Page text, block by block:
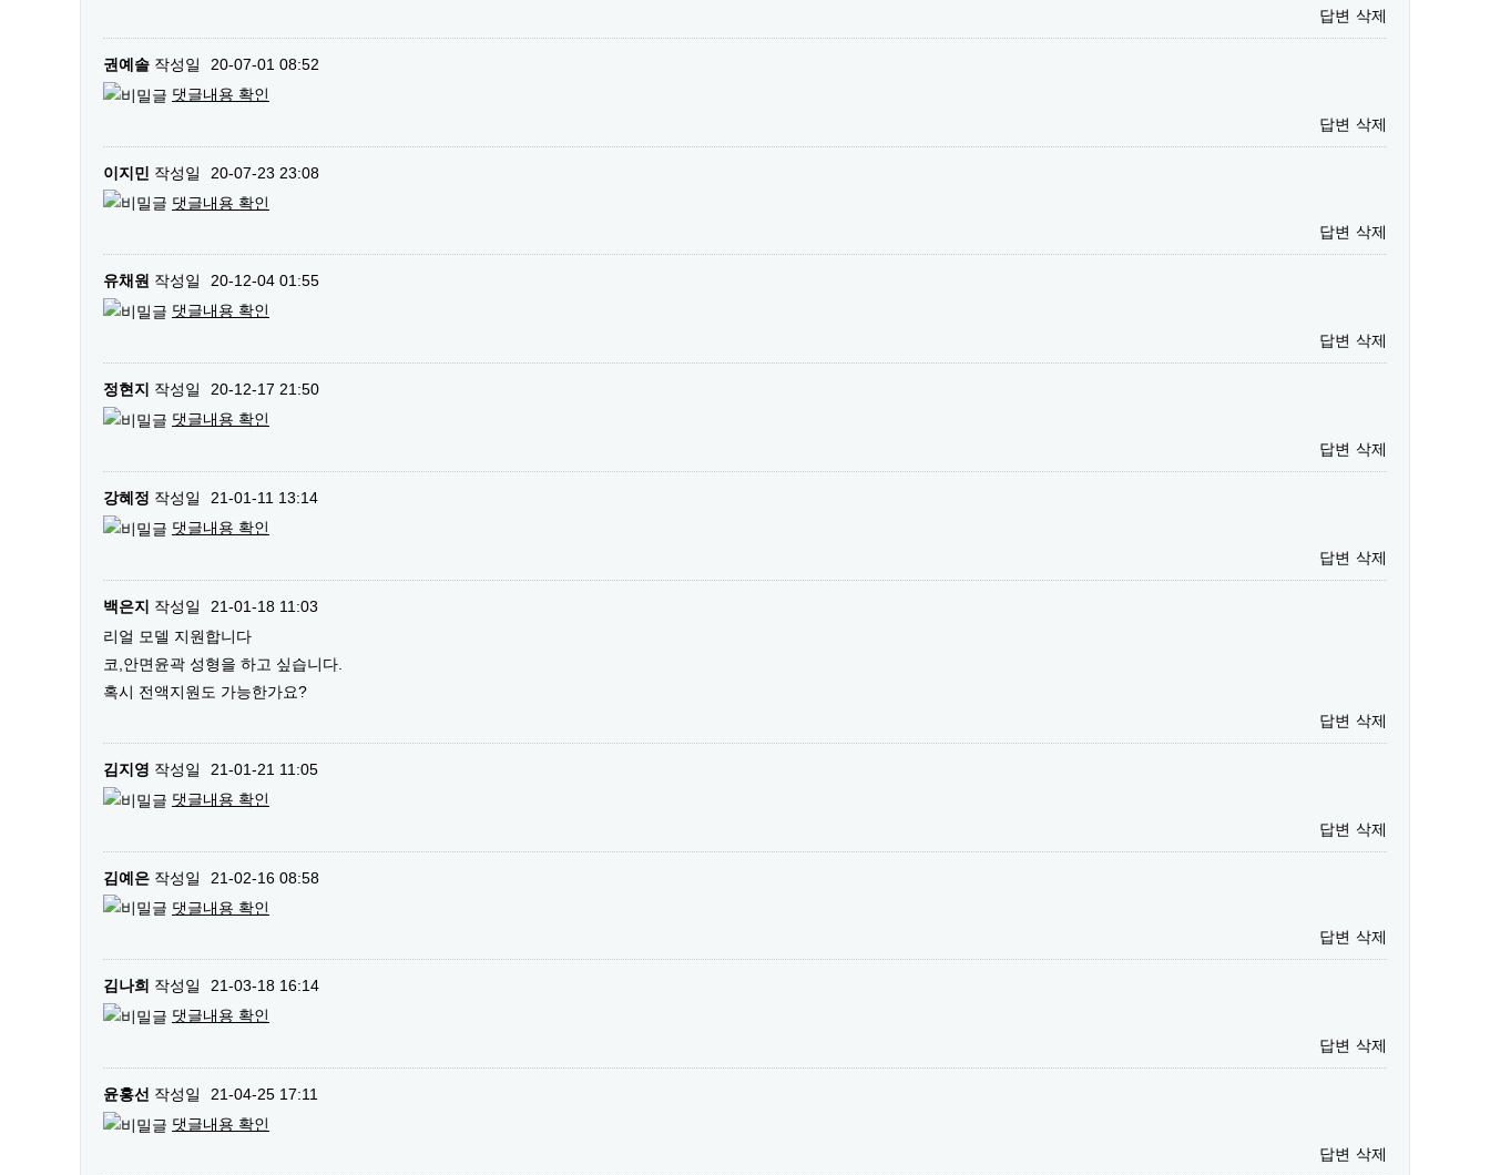
답변 삭제
권예솔 작성일
20-07-01 08:52
댓글내용 확인
답변 삭제
이지민 작성일
20-07-23 23:08
댓글내용 확인
답변 삭제
유채원 작성일
20-12-04 01:55
댓글내용 확인
답변 삭제
정현지 작성일
20-12-17 21:50
댓글내용 확인
답변 삭제
강혜정 작성일
21-01-11 13:14
댓글내용 확인
답변 삭제
백은지 작성일
21-01-18 11:03
리얼 모델 지원합니다
코,안면윤곽 성형을 하고 싶습니다.
혹시 전액지원도 가능한가요?
답변 삭제
김지영 작성일
21-01-21 11:05
댓글내용 확인
답변 삭제
김예은 작성일
21-02-16 08:58
댓글내용 확인
답변 삭제
김나희 작성일
21-03-18 16:14
댓글내용 확인
답변 삭제
윤홍선 작성일
21-04-25 17:11
댓글내용 확인
답변 삭제